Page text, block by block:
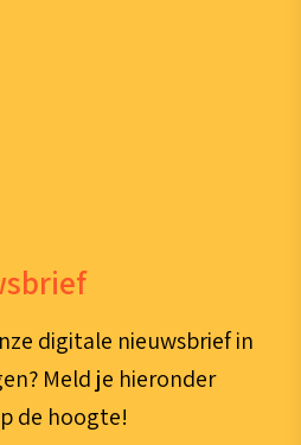
digitale nieuwsbrief in
Meld je hieronder
de hoogte!